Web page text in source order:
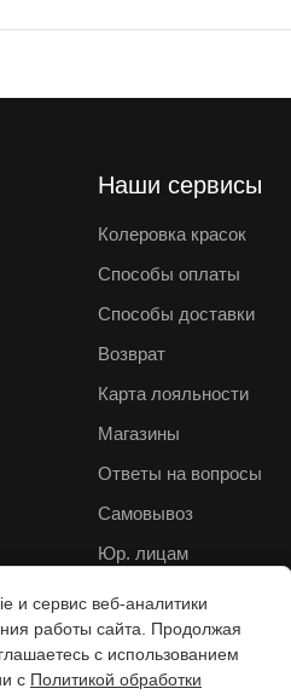
Наши сервисы
Колеровка красок
Способы оплаты
Способы доставки
Возврат
Карта лояльности
Магазины
Ответы на вопросы
Самовывоз
Юр. лицам
и сервис веб-аналитики
работы сайта. Продолжая
с использованием
с Политикой обработки